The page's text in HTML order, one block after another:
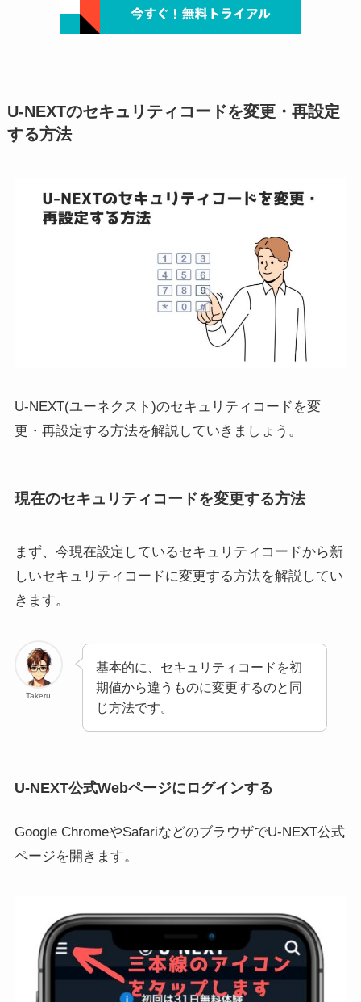
U-NEXTのセキュリティコードを変更・再設定
する方法
U-NEXT(ユーネクスト)のセキュリティコードを変
更・再設定する方法を解説していきましょう。
現在のセキュリティコードを変更する方法
まず、今現在設定しているセキュリティコードから新
しいセキュリティコードに変更する方法を解説してい
きます。
Takeru
基本的に、セキュリティコードを初
期値から違うものに変更するのと同
じ方法です。
U-NEXT公式Webページにログインする
Google ChromeやSafariなどのブラウザでU-NEXT公式
ページを開きます。